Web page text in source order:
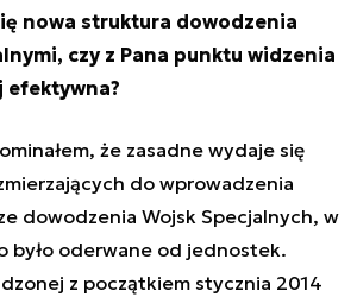
nowa struktura dowodzenia
czy z Pana punktu widzenia
efektywna?
że zasadne wydaje się
do wprowadzenia
dowodzenia Wojsk Specjalnych, w
było oderwane od jednostek.
z początkiem stycznia 2014